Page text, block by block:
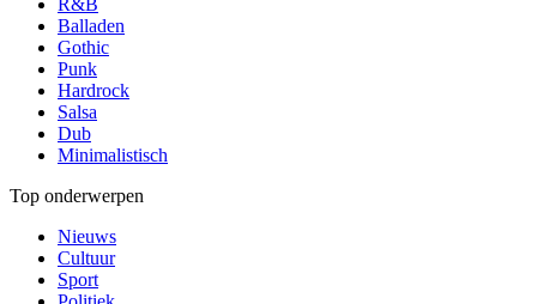
R&B
Balladen
Gothic
Punk
Hardrock
Salsa
Dub
Minimalistisch
Top onderwerpen
Nieuws
Cultuur
Sport